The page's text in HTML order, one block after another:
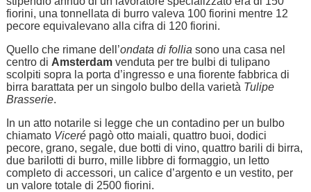
fiorini, una tonnellata di burro valeva 100 fiorini mentre 12
pecore equivalevano alla cifra di 120 fiorini.
Quello che rimane dell’ondata di follia sono una casa nel
centro di Amsterdamvenduta per tre bulbi di tulipano
scolpiti sopra la porta d’ingresso e una fiorente fabbrica di
birra barattata per un singolo bulbo della varietà Tulipe
Brasserie.
In un atto notarile si legge che un contadino per un bulbo
chiamato Vicerépagò otto maiali, quattro buoi, dodici
pecore, grano, segale, due botti di vino, quattro barili di birra,
due barilotti di burro, mille libbre di formaggio, un letto
completo di accessori, un calice d’argento e un vestito, per
un valore totale di 2500 fiorini.